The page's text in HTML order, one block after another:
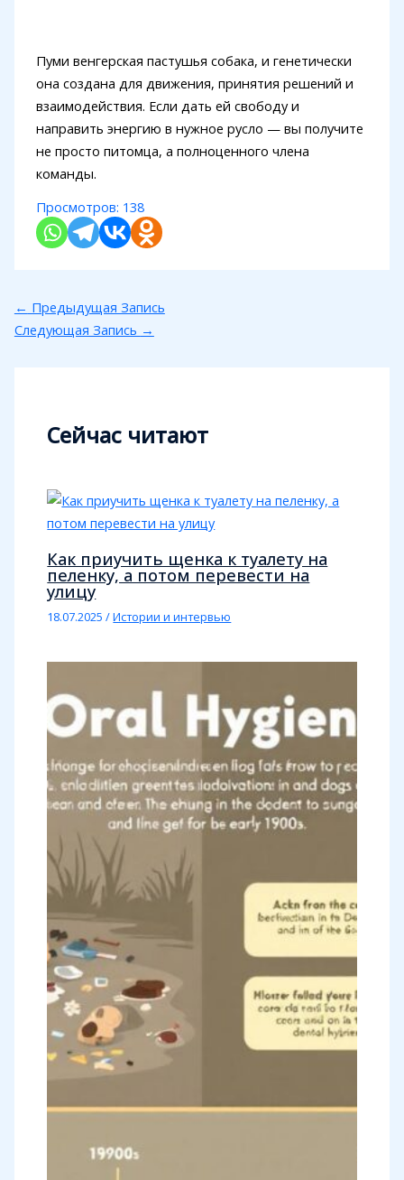
Пуми венгерская пастушья собака, и генетически
она создана для движения, принятия решений и
взаимодействия. Если дать ей свободу и
направить энергию в нужное русло — вы получите
не просто питомца, а полноценного члена
команды.
Просмотров: 138
← Предыдущая Запись
Следующая Запись →
Сейчас читают
Как приучить щенка к туалету на
пеленку, а потом перевести на
улицу
18.07.2025/Истории и интервью